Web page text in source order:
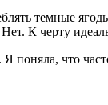
темные
К черту
поняла, что